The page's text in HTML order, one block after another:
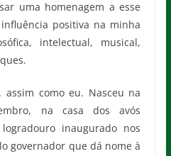
uma homenagem a esse
positiva na minha
intelectual, musical,
assim como eu. Nasceu na
na casa dos avós
inaugurado nos
governador que dá nome à